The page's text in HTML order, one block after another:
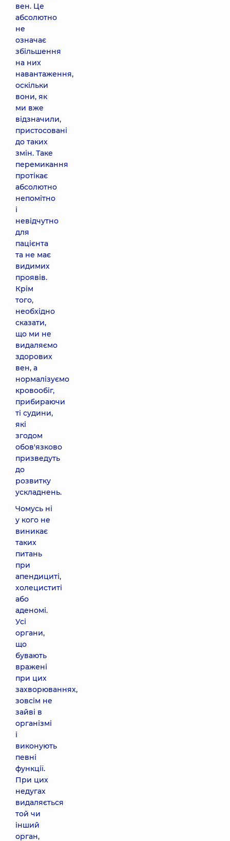
вен. Це
абсолютно
не
означає
збільшення
на них
навантаження,
оскільки
вони, як
ми вже
відзначили,
пристосовані
до таких
змін. Таке
перемикання
протікає
абсолютно
непомітно
і
невідчутно
для
пацієнта
та не має
видимих
проявів.
Крім
того,
необхідно
сказати,
що ми не
видаляємо
здорових
вен, а
нормалізуємо
кровообіг,
прибираючи
ті судини,
які
згодом
обов'язково
призведуть
до
розвитку
ускладнень.
Чомусь ні
у кого не
виникає
таких
питань
при
апендициті,
холециститі
або
аденомі.
Усі
органи,
що
бувають
вражені
при цих
захворюваннях,
зовсім не
зайві в
організмі
і
виконують
певні
функції.
При цих
недугах
видаляється
той чи
інший
орган,